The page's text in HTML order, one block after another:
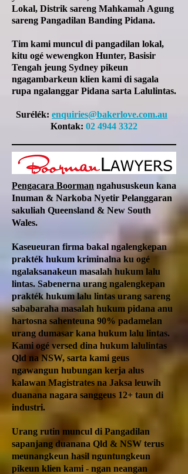
Lokal, Distrik sareng Mahkamah Agung
sareng Pangadilan Banding Pidana.
Tim kami muncul di pangadilan lokal,
kitu ogé wewengkon Hunter, Basisir
Tengah jeung Sydney pikeun
ngagambarkeun klien kami di sagala
rupa ngalanggar Pidana sarta Lalulintas.
Surélék: enquiries@bakerlove.com.au
Kontak: 02 4944 3322
Pengacara Boorman ngahususkeun kana
Inuman & Narkoba Nyetir Pelanggaran
sakuliah Queensland & New South
Wales.
Kaseueuran firma bakal ngalengkepan
prakték hukum kriminalna ku ogé
ngalaksanakeun masalah hukum lalu
lintas. Sabenerna urang ngalengkepan
prakték hukum lalu lintas urang sareng
sababaraha masalah hukum pidana anu
hartosna sahenteuna 90% padamelan
urang dumasar kana hukum lalu lintas.
Kami ogé versed dina hukum lalulintas
Qld na NSW, sarta kami geus
ngawangun hubungan kerja alus
kalawan Magistrates na Jaksa leuwih
duanana nagara sanggeus 12+ taun di
industri.
Urang rutin muncul di Pangadilan
sapanjang duanana Qld & NSW terus
meunangkeun hasil nguntungkeun
pikeun klien kami - ngan neangan